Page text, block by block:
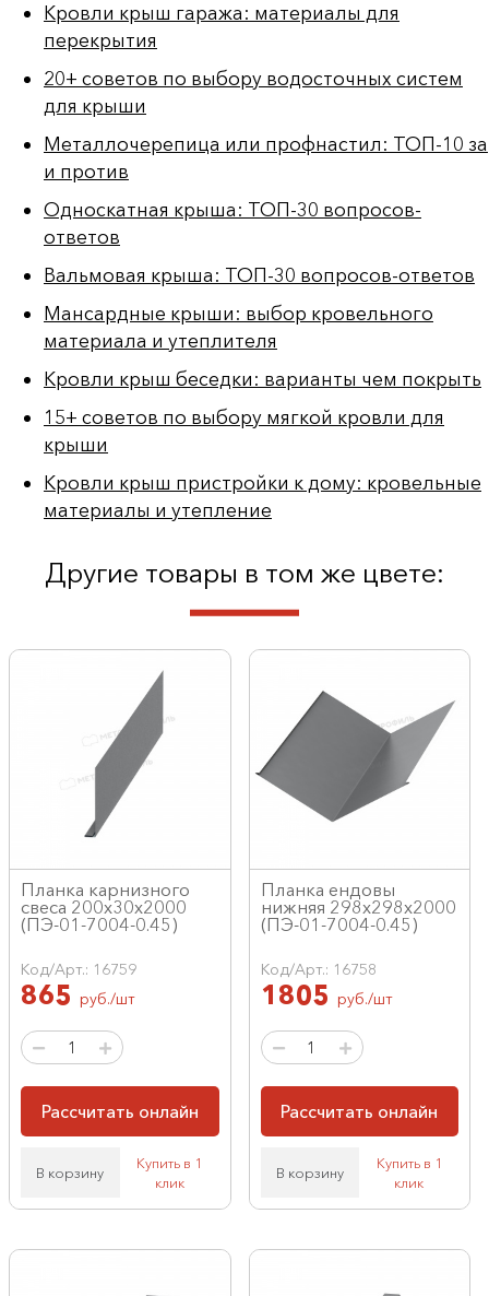
Кровли крыш гаража: материалы для
перекрытия
20+ советов по выбору водосточных систем
для крыши
Металлочерепица или профнастил: ТОП-10 за
и против
Односкатная крыша: ТОП-30 вопросов-
ответов
Вальмовая крыша: ТОП-30 вопросов-ответов
Мансардные крыши: выбор кровельного
материала и утеплителя
Кровли крыш беседки: варианты чем покрыть
15+ советов по выбору мягкой кровли для
крыши
Кровли крыш пристройки к дому: кровельные
материалы и утепление
Другие товары в том же цвете:
Планка карнизного
свеса 200х30х2000
(ПЭ-01-7004-0.45)
Код/Арт.: 16759
865 руб./шт
Рассчитать онлайн
В корзину
Купить в 1
клик
Планка ендовы
нижняя 298х298х2000
(ПЭ-01-7004-0.45)
Код/Арт.: 16758
1805 руб./шт
Рассчитать онлайн
В корзину
Купить в 1
клик